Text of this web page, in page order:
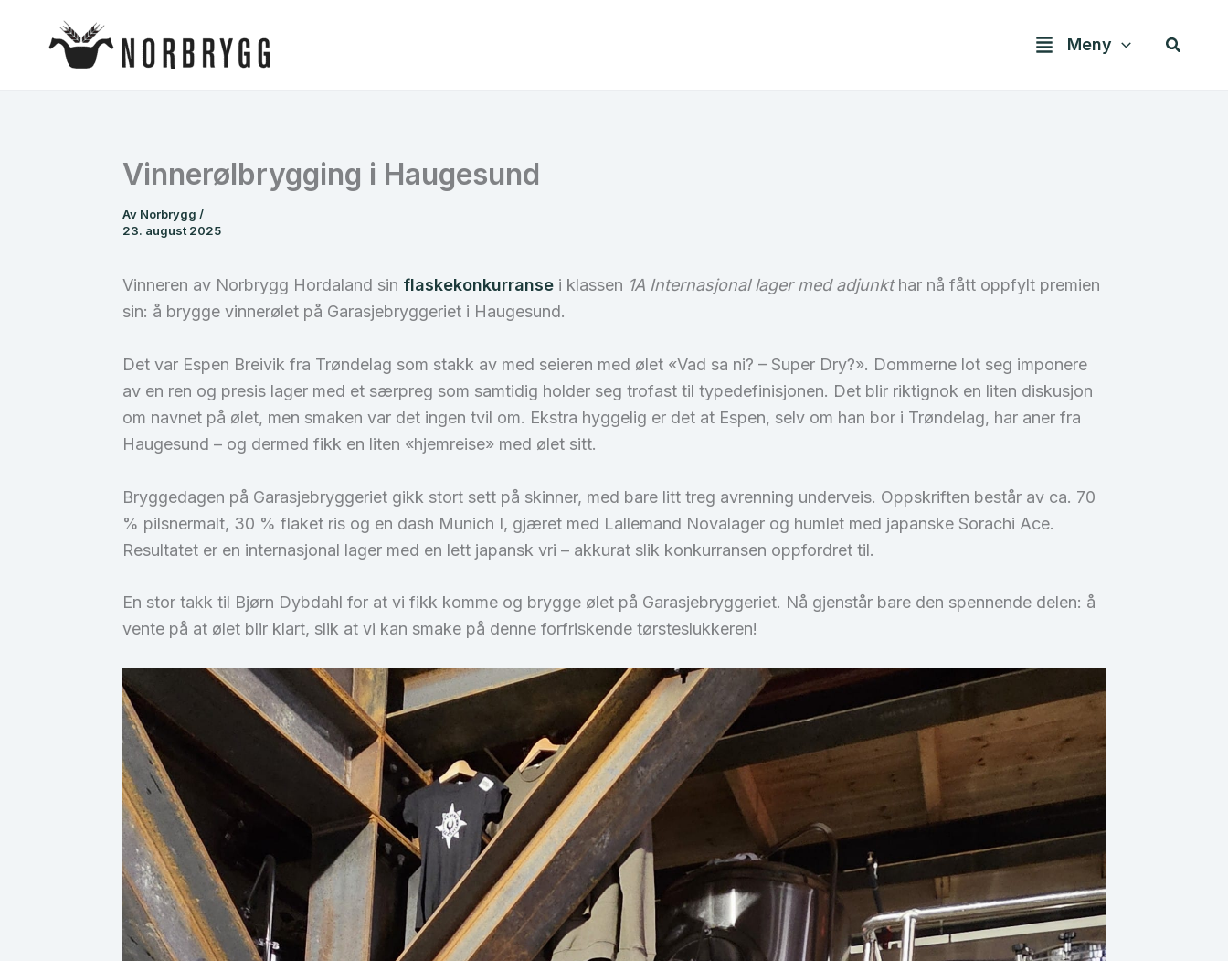
Meny Søk
Vinnerølbrygging i Haugesund
Av Norbrygg /
23. august 2025
Vinneren av Norbrygg Hordaland sin flaskekonkurranse i klassen 1A Internasjonal lager med adjunkthar nå fått oppfylt premien
sin: å brygge vinnerølet på Garasjebryggeriet i Haugesund.
Det var Espen Breivik fra Trøndelag som stakk av med seieren med ølet «Vad sa ni? – Super Dry?». Dommerne lot seg imponere
av en ren og presis lager med et særpreg som samtidig holder seg trofast til typedefinisjonen. Det blir riktignok en liten diskusjon
om navnet på ølet, men smaken var det ingen tvil om. Ekstra hyggelig er det at Espen, selv om han bor i Trøndelag, har aner fra
Haugesund – og dermed fikk en liten «hjemreise» med ølet sitt.
Bryggedagen på Garasjebryggeriet gikk stort sett på skinner, med bare litt treg avrenning underveis. Oppskriften består av ca. 70
% pilsnermalt, 30 % flaket ris og en dash Munich I, gjæret med Lallemand Novalager og humlet med japanske Sorachi Ace.
Resultatet er en internasjonal lager med en lett japansk vri – akkurat slik konkurransen oppfordret til.
En stor takk til Bjørn Dybdahl for at vi fikk komme og brygge ølet på Garasjebryggeriet. Nå gjenstår bare den spennende delen: å
vente på at ølet blir klart, slik at vi kan smake på denne forfriskende tørsteslukkeren!